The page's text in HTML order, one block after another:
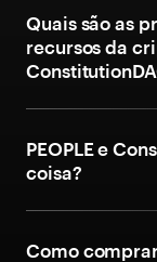
Quais são as
recursos da
PEOPLE e
coisa?
Como